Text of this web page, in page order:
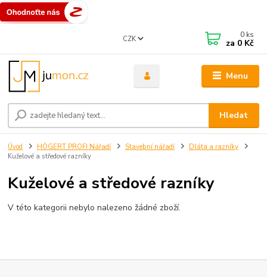
Menu
CZK
Hledat
0 ks
za 0 Kč
Úvod HÖGERT PROFI Nářadí Stavební nářadí
Dláta a razníky
Kuželové a středové razníky
Kuželové a středové razníky
V této kategorii nebylo nalezeno žádné zboží.